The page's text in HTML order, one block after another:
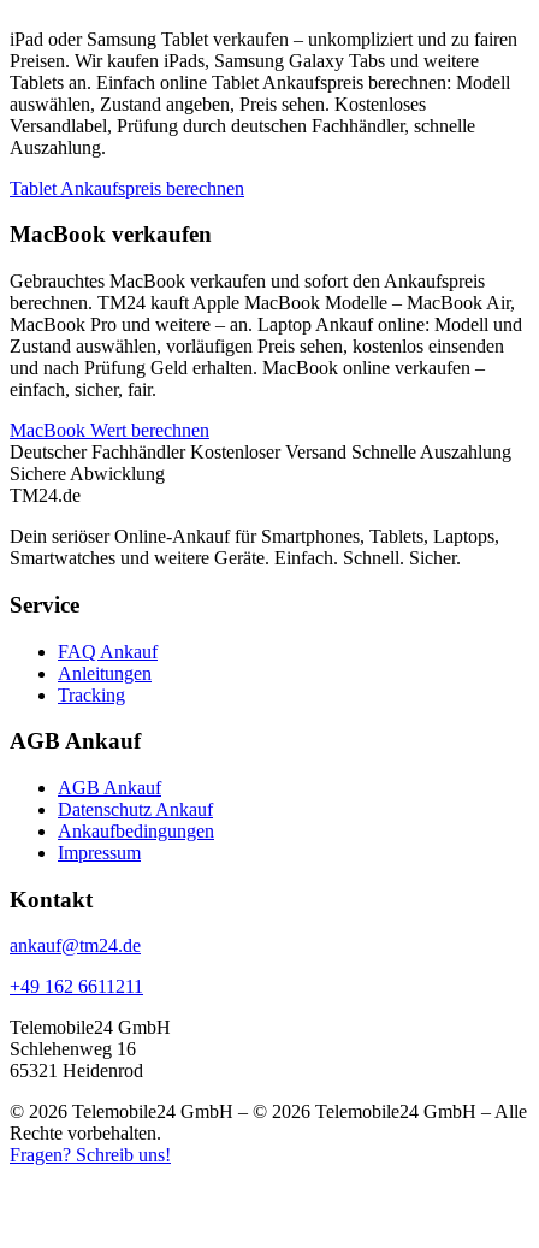
iPad oder Samsung Tablet verkaufen – unkompliziert und zu fairen
Preisen. Wir kaufen iPads, Samsung Galaxy Tabs und weitere
Tablets an. Einfach online Tablet Ankaufspreis berechnen: Modell
auswählen, Zustand angeben, Preis sehen. Kostenloses
Versandlabel, Prüfung durch deutschen Fachhändler, schnelle
Auszahlung.
Tablet Ankaufspreis berechnen
MacBook verkaufen
Gebrauchtes MacBook verkaufen und sofort den Ankaufspreis
berechnen. TM24 kauft Apple MacBook Modelle – MacBook Air,
MacBook Pro und weitere – an. Laptop Ankauf online: Modell und
Zustand auswählen, vorläufigen Preis sehen, kostenlos einsenden
und nach Prüfung Geld erhalten. MacBook online verkaufen –
einfach, sicher, fair.
MacBook Wert berechnen
Deutscher Fachhändler Kostenloser Versand Schnelle Auszahlung
Sichere Abwicklung
TM24.de
Dein seriöser Online-Ankauf für Smartphones, Tablets, Laptops,
Smartwatches und weitere Geräte. Einfach. Schnell. Sicher.
Service
FAQ Ankauf
Anleitungen
Tracking
AGB Ankauf
AGB Ankauf
Datenschutz Ankauf
Ankaufbedingungen
Impressum
Kontakt
ankauf@tm24.de
+49 162 6611211
Telemobile24 GmbH
Schlehenweg 16
65321 Heidenrod
© 2026 Telemobile24 GmbH – © 2026 Telemobile24 GmbH – Alle
Rechte vorbehalten.
Fragen? Schreib uns!